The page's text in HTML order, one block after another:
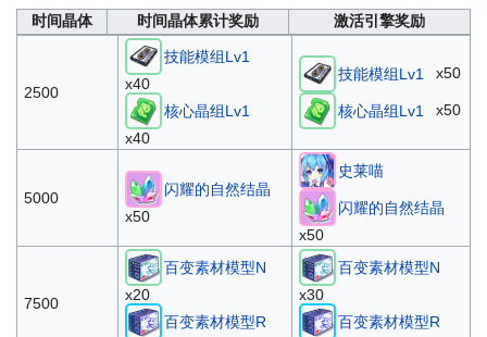
50000
体力 x1000
金币 x5000
原初核心遗物箱
x4
信仰灵光 信仰灵光
x150
香风智乃
x4
65000
抵用券 x5
史莱喵
时间晶体 时间晶体累计奖励 激活引擎奖励
2500
技能模组Lv1
x40
核心晶组Lv1
x40
技能模组Lv1 x50
核心晶组Lv1 x50
5000
闪耀的自然结晶
x50
史莱喵
闪耀的自然结晶
x50
7500
百变素材模型N
x20
百变素材模型R
百变素材模型N
x30
百变素材模型R